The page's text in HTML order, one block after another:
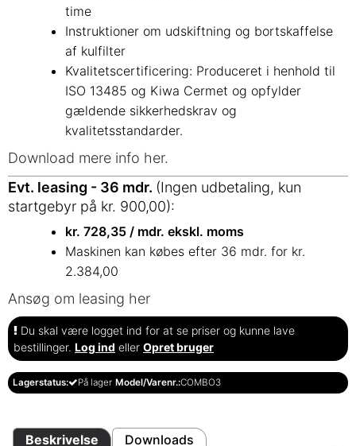
time
Instruktioner om udskiftning og bortskaffelse
af kulfilter
Kvalitetscertificering: Produceret i henhold til
ISO 13485 og Kiwa Cermet og opfylder
gældende sikkerhedskrav og
kvalitetsstandarder.
Download mere info her.
Evt. leasing - 36 mdr. (Ingen udbetaling, kun
startgebyr på kr. 900,00):
kr. 728,35 / mdr. ekskl. moms
Maskinen kan købes efter 36 mdr. for kr.
2.384,00
Ansøg om leasing her
Du skal være logget ind for at se priser og kunne lave
bestillinger. Log ind eller Opret bruger
Lagerstatus: På lager Model/Varenr.:COMBO3
Beskrivelse Downloads